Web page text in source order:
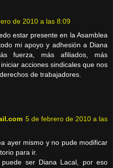
de 2010 a las 8:09
estar presente en la Asamblea
mi apoyo y adhesión a Diana
fuerza, más afiliados, más
acciones sindicales que nos
de trabajadores.
5 de febrero de 2010 a las
ayer mismo y no pude modificar
para ir.
ser Diana Lacal, por eso